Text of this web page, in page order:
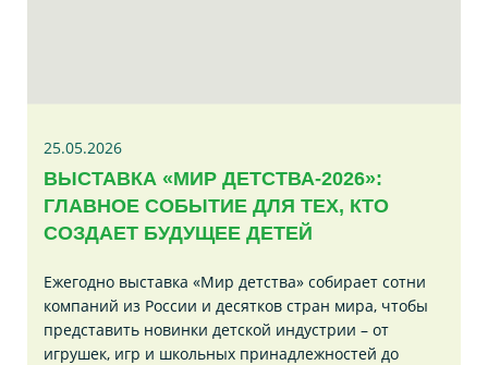
25.05.2026
ВЫСТАВКА «МИР ДЕТСТВА-2026»:
ГЛАВНОЕ СОБЫТИЕ ДЛЯ ТЕХ, КТО
СОЗДАЕТ БУДУЩЕЕ ДЕТЕЙ
Ежегодно выставка «Мир детства» собирает сотни
компаний из России и десятков стран мира, чтобы
представить новинки детской индустрии – от
игрушек, игр и школьных принадлежностей до